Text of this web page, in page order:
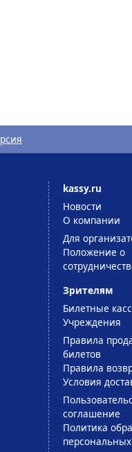
kassy.ru
Новости
О компании
Для
Положение о
Зрителям
Билетные
Учреждения
Правила
билетов
Правила
Условия
соглашение
Политика